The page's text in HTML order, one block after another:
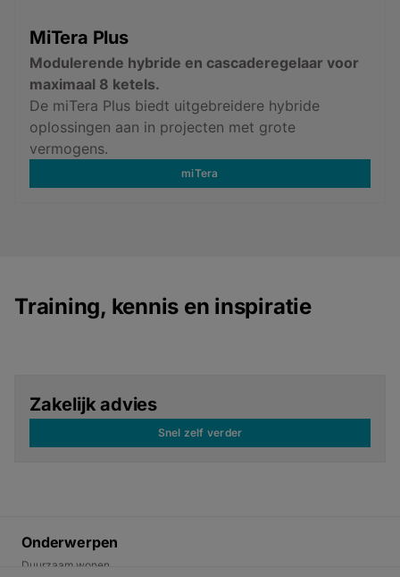
MiTera Plus
Modulerende hybride en cascaderegelaar voor
maximaal 8 ketels.
De miTera Plus biedt uitgebreidere hybride
oplossingen aan in projecten met grote
vermogens.
miTera
Training, kennis en inspiratie
Zakelijk advies
Snel zelf verder
Onderwerpen
Duurzaam wonen